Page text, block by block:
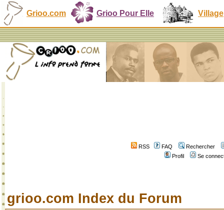
Grioo.com Grioo Pour Elle Village
RSS FAQ
Rechercher
Profil
Se
grioo.com Index du Forum